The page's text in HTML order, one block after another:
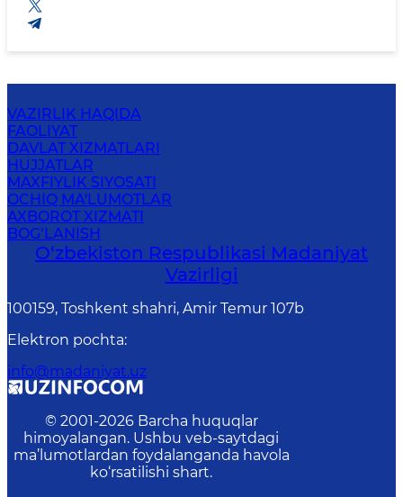
VAZIRLIK HAQIDA
FAOLIYAT
DAVLAT XIZMATLARI
HUJJATLAR
MAXFIYLIK SIYOSATI
OCHIQ MA'LUMOTLAR
AXBOROT XIZMATI
BOG‘LANISH
O‘zbekiston Respublikasi Madaniyat
Vazirligi
100159, Toshkent shahri, Amir Temur 107b
Elektron pochta:
info@madaniyat.uz
© 2001-2026 Barcha huquqlar
himoyalangan. Ushbu veb-saytdagi
ma’lumotlardan foydalanganda havola
ko‘rsatilishi shart.